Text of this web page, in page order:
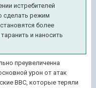
истребителей
сделать режим
более
и наносить
преувеличенна
урон от атак
ВВС, которые теряли